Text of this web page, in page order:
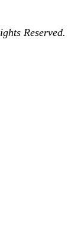
Reserved.